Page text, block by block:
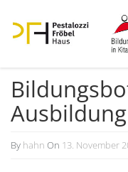
Ausbildung
By hahn On 13. November